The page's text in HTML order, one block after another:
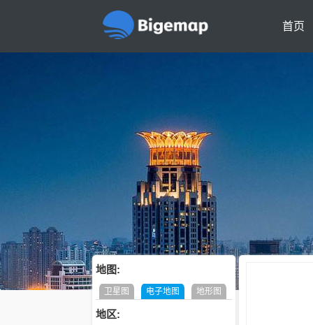
首页
地图:
卫星图 电子地图 地形图
地区: